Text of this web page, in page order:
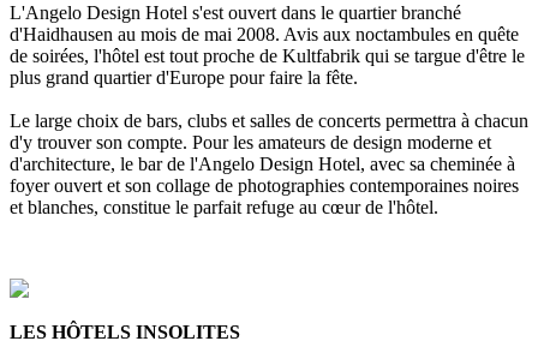
L'Angelo Design Hotel s'est ouvert dans le quartier branché
d'Haidhausen au mois de mai 2008. Avis aux noctambules en quête
de soirées, l'hôtel est tout proche de Kultfabrik qui se targue d'être le
plus grand quartier d'Europe pour faire la fête.
Le large choix de bars, clubs et salles de concerts permettra à chacun
d'y trouver son compte. Pour les amateurs de design moderne et
d'architecture, le bar de l'Angelo Design Hotel, avec sa cheminée à
foyer ouvert et son collage de photographies contemporaines noires
et blanches, constitue le parfait refuge au cœur de l'hôtel.
LES HÔTELS INSOLITES